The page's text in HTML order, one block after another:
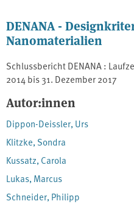
DENANA -
Nanomaterialien
Schlussbericht DENANA :
2014 bis 31. Dezember 2017
Autor:innen
Dippon-Deissler, Urs
Klitzke, Sondra
Kussatz, Carola
Lukas, Marcus
Schneider, Philipp